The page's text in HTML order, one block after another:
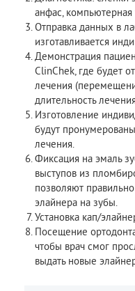
анфас,
Отправка данных в
изготавливается
Демонстрация
ClinChek, где будет
лечения
длительность
Изготовление
будут
лечения.
Фиксация на эмаль
выступов из
позволяют
элайнера на зубы.
Установка кап/
Посещение
чтобы врач смог
выдать новые